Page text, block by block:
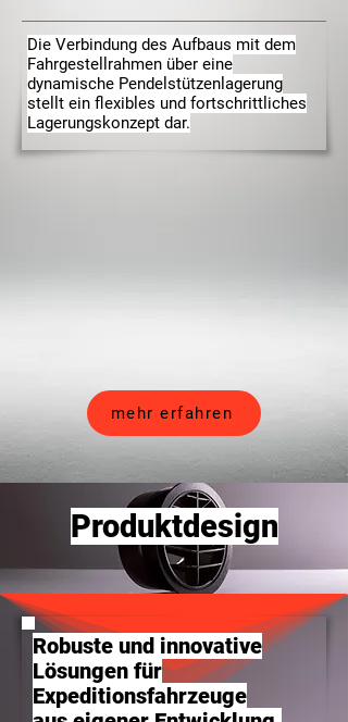
Die Verbindung des Aufbaus mit dem
Fahrgestellrahmen über eine
dynamische Pendelstützenlagerung
stellt ein flexibles und fortschrittliches
Lagerungskonzept dar.
mehr erfahren
Produktdesign
Robuste und innovative
Lösungen für
Expeditionsfahrzeuge